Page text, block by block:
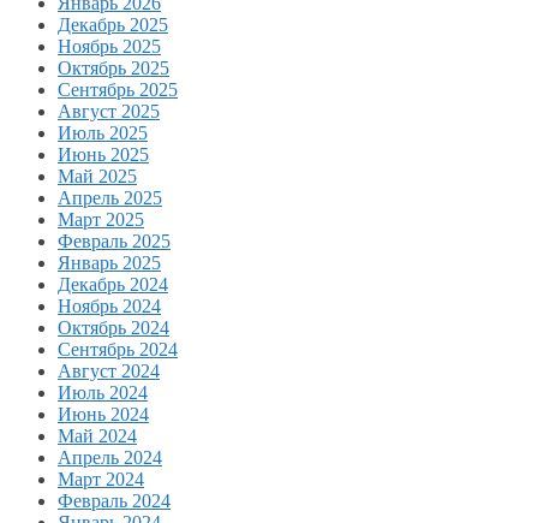
Декабрь 2025
Ноябрь 2025
Октябрь 2025
Сентябрь 2025
Август 2025
Июль 2025
Июнь 2025
Май 2025
Апрель 2025
Март 2025
Февраль 2025
Январь 2025
Декабрь 2024
Ноябрь 2024
Октябрь 2024
Сентябрь 2024
Август 2024
Июль 2024
Июнь 2024
Май 2024
Апрель 2024
Март 2024
Февраль 2024